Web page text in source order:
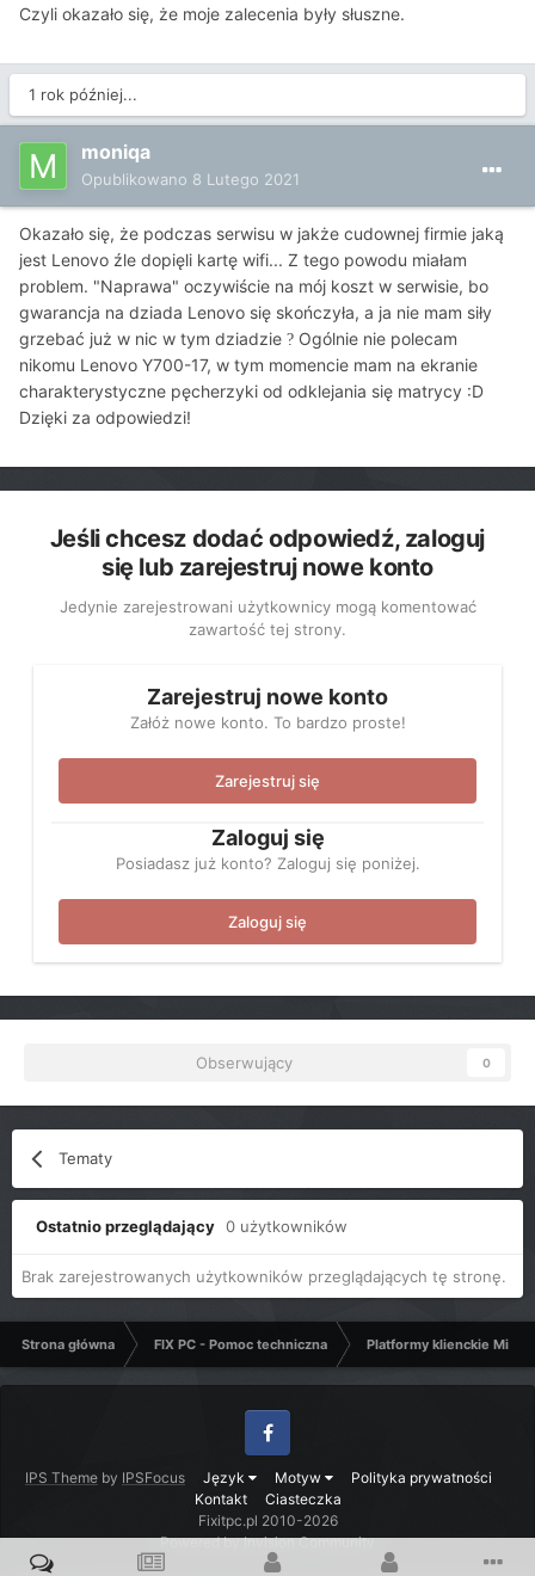
Czyli okazało się, że moje zalecenia były słuszne.
1 rok później...
moniqa
Opublikowano 8 Lutego 2021
Okazało się, że podczas serwisu w jakże cudownej firmie jaką
jest Lenovo źle dopięli kartę wifi... Z tego powodu miałam
problem. "Naprawa" oczywiście na mój koszt w serwisie, bo
gwarancja na dziada Lenovo się skończyła, a ja nie mam siły
grzebać już w nic w tym dziadzie ? Ogólnie nie polecam
nikomu Lenovo Y700-17, w tym momencie mam na ekranie
charakterystyczne pęcherzyki od odklejania się matrycy :D
Dzięki za odpowiedzi!
Jeśli chcesz dodać odpowiedź, zaloguj
się lub zarejestruj nowe konto
Jedynie zarejestrowani użytkownicy mogą komentować
zawartość tej strony.
Zarejestruj nowe konto
Załóż nowe konto. To bardzo proste!
Zarejestruj się
Zaloguj się
Posiadasz już konto? Zaloguj się poniżej.
Zaloguj się
Obserwujący 0
Tematy
Ostatnio przeglądający 0 użytkowników
Brak zarejestrowanych użytkowników przeglądających tę stronę.
Strona główna FIX PC - Pomoc techniczna Platformy klienckie
IPS Theme by IPSFocus Język Motyw
Polityka prywatności
Kontakt
Ciasteczka
Facebook
Fixitpc.pl 2010-2026
Powered by Invision Community